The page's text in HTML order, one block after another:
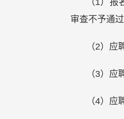
（1）
审查不予通过
（2）应
（3）
（4）